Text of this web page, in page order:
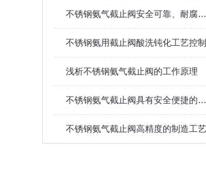
不锈钢氨气截止阀安全可靠、耐腐蚀性强
不锈钢氨用截止阀酸洗钝化工艺控制
浅析不锈钢氨气截止阀的工作原理
不锈钢氨气截止阀具有安全便捷的优点
不锈钢氨气截止阀高精度的制造工艺